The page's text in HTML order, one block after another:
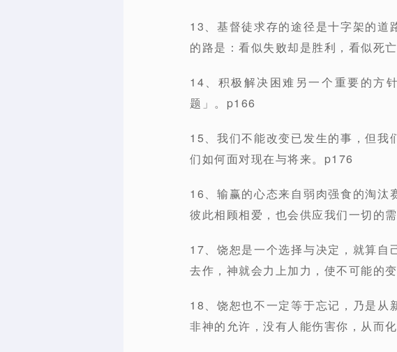
13、基督徒求存的途径是十字架的道
的路是：看似失败却是胜利，看似死
14、积极解决困难另一个重要的方
题」。p166
15、我们不能改变已发生的事，但我
们如何面对现在与将来。p176
16、输赢的心态来自弱肉强食的淘汰
彼此相顾相爱，也会供应我们一切的
17、饶恕是一个选择与决定，就算自
去作，神就会力上加力，使不可能的
18、饶恕也不一定等于忘记，乃是从
非神的允许，没有人能伤害你，从而